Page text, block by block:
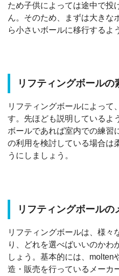
ため子供によっては途中で投
ん。そのため、まずは大きな
ら小さいボールに移行するよ
リフティングボールの
リフティングボールによって
す。先ほども説明しているよ
ボールであれば室内での練習
の利用を検討している場合は
うにしましょう。
リフティングボールの
リフティングボールは、様々
り、どれを選べばいいのかわ
しょう。基本的には、molten
造・販売を行っているメーカ